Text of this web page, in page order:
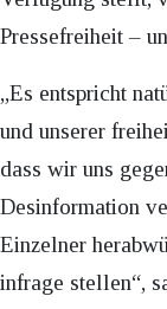
Pressefreiheit –
„Es entspricht
und unserer
dass wir uns
Desinformation
Einzelner
infrage stellen“,